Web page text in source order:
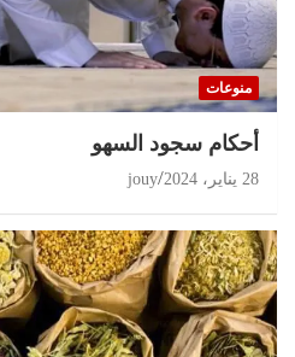
منوعات
أحكام سجود السهو
28 يناير، 2024 jouy